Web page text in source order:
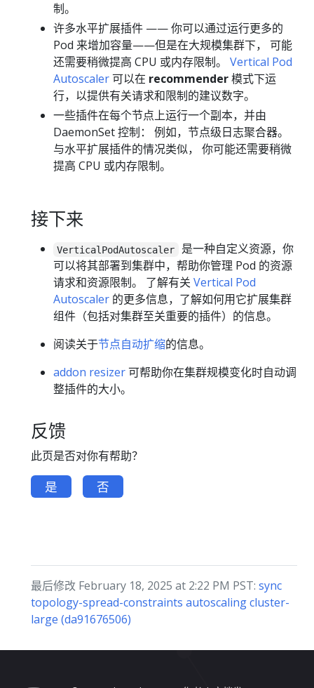
制。
许多水平扩展插件 —— 你可以通过运行更多的
Pod 来增加容量——但是在大规模集群下， 可能
还需要稍微提高 CPU 或内存限制。 Vertical Pod
Autoscaler可以在 recommender模式下运
行，以提供有关请求和限制的建议数字。
一些插件在每个节点上运行一个副本，并由
DaemonSet 控制： 例如，节点级日志聚合器。
与水平扩展插件的情况类似， 你可能还需要稍微
提高 CPU 或内存限制。
接下来
VerticalPodAutoscaler
是一种自定义资源，你
可以将其部署到集群中，帮助你管理 Pod 的资源
请求和资源限制。 了解有关 Vertical Pod
Autoscaler 的更多信息，了解如何用它扩展集群
组件（包括对集群至关重要的插件）的信息。
阅读关于节点自动扩缩的信息。
addon resizer可帮助你在集群规模变化时自动调
整插件的大小。
反馈
此页是否对你有帮助？
是 否
最后修改 February 18, 2025 at 2:22 PM PST: sync
topology-spread-constraints autoscaling cluster-
large (da91676506)